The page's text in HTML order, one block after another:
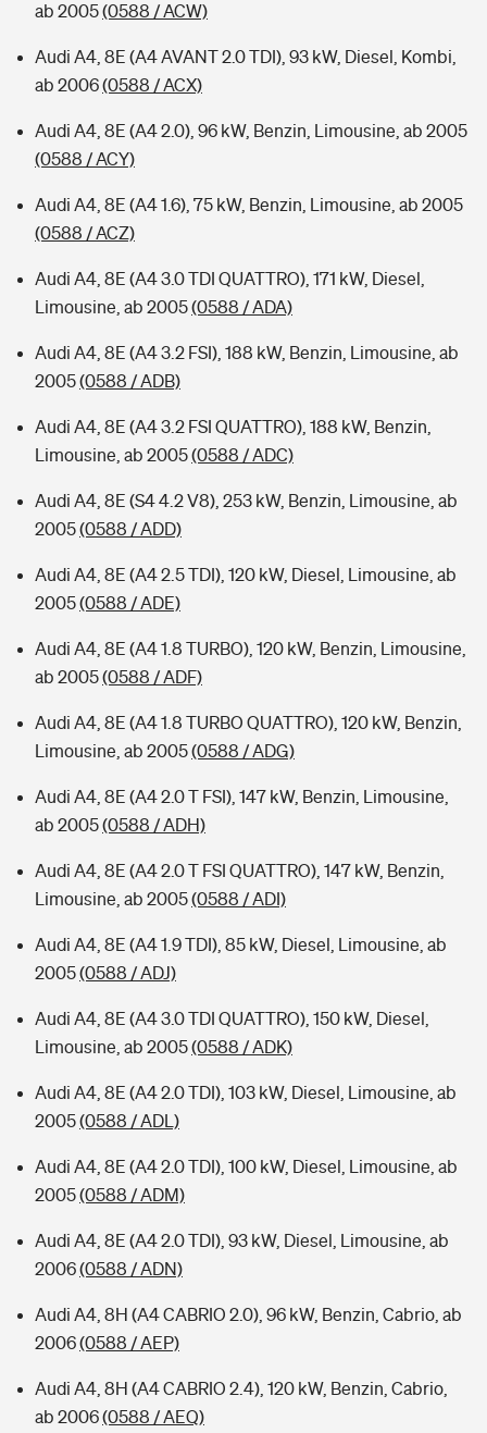
ab 2005(0588 / ACW)
Audi A4, 8E (A4 AVANT 2.0 TDI), 93 kW, Diesel, Kombi,
ab 2006(0588 / ACX)
Audi A4, 8E (A4 2.0), 96 kW, Benzin, Limousine, ab 2005
(0588 / ACY)
Audi A4, 8E (A4 1.6), 75 kW, Benzin, Limousine, ab 2005
(0588 / ACZ)
Audi A4, 8E (A4 3.0 TDI QUATTRO), 171 kW, Diesel,
Limousine, ab 2005(0588 / ADA)
Audi A4, 8E (A4 3.2 FSI), 188 kW, Benzin, Limousine, ab
2005(0588 / ADB)
Audi A4, 8E (A4 3.2 FSI QUATTRO), 188 kW, Benzin,
Limousine, ab 2005(0588 / ADC)
Audi A4, 8E (S4 4.2 V8), 253 kW, Benzin, Limousine, ab
2005(0588 / ADD)
Audi A4, 8E (A4 2.5 TDI), 120 kW, Diesel, Limousine, ab
2005(0588 / ADE)
Audi A4, 8E (A4 1.8 TURBO), 120 kW, Benzin, Limousine,
ab 2005(0588 / ADF)
Audi A4, 8E (A4 1.8 TURBO QUATTRO), 120 kW, Benzin,
Limousine, ab 2005(0588 / ADG)
Audi A4, 8E (A4 2.0 T FSI), 147 kW, Benzin, Limousine,
ab 2005(0588 / ADH)
Audi A4, 8E (A4 2.0 T FSI QUATTRO), 147 kW, Benzin,
Limousine, ab 2005(0588 / ADI)
Audi A4, 8E (A4 1.9 TDI), 85 kW, Diesel, Limousine, ab
2005(0588 / ADJ)
Audi A4, 8E (A4 3.0 TDI QUATTRO), 150 kW, Diesel,
Limousine, ab 2005(0588 / ADK)
Audi A4, 8E (A4 2.0 TDI), 103 kW, Diesel, Limousine, ab
2005(0588 / ADL)
Audi A4, 8E (A4 2.0 TDI), 100 kW, Diesel, Limousine, ab
2005(0588 / ADM)
Audi A4, 8E (A4 2.0 TDI), 93 kW, Diesel, Limousine, ab
2006(0588 / ADN)
Audi A4, 8H (A4 CABRIO 2.0), 96 kW, Benzin, Cabrio, ab
2006(0588 / AEP)
Audi A4, 8H (A4 CABRIO 2.4), 120 kW, Benzin, Cabrio,
ab 2006(0588 / AEQ)